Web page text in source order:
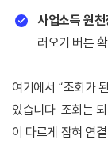
사업소득 원천
러오기 버튼
여기에서 “조회가
있습니다. 조회는
이 다르게 잡혀 연